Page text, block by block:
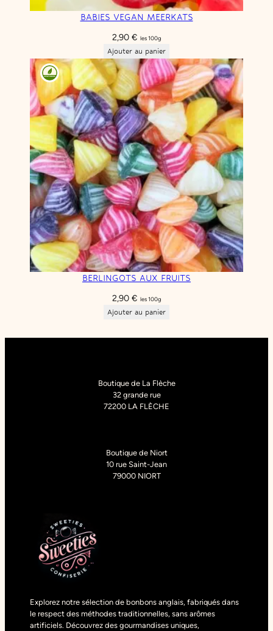
BABIES VEGAN MEERKATS
2,90 € les 100g
Ajouter au panier
BERLINGOTS AUX FRUITS
2,90 € les 100g
Ajouter au panier
Boutique de La Flèche
32 grande rue
72200 LA FLÈCHE
Boutique de Niort
10 rue Saint-Jean
79000 NIORT
Explorez notre sélection de bonbons anglais, fabriqués dans
le respect des méthodes traditionnelles, sans arômes
artificiels. Découvrez des gourmandises uniques,